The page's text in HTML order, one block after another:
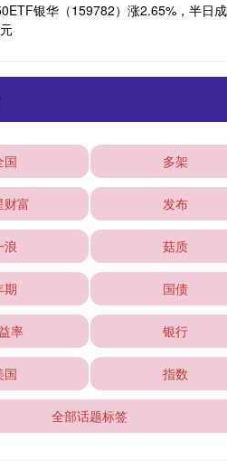
银华（159782）涨2.65%，半日
国 多架
财富 发布
浪 菇质
期 国债
率 银行
国 指数
全部话题标签